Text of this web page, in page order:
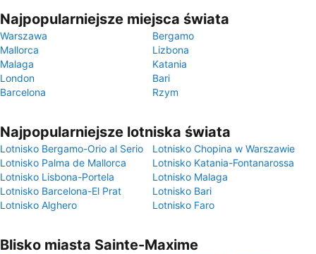
Najpopularniejsze miejsca świata
Warszawa
Bergamo
Mallorca
Lizbona
Malaga
Katania
London
Bari
Barcelona
Rzym
Najpopularniejsze lotniska świata
Lotnisko Bergamo-Orio al Serio
Lotnisko Chopina w Warszawie
Lotnisko Palma de Mallorca
Lotnisko Katania-Fontanarossa
Lotnisko Lisbona-Portela
Lotnisko Malaga
Lotnisko Barcelona-El Prat
Lotnisko Bari
Lotnisko Alghero
Lotnisko Faro
Blisko miasta Sainte-Maxime